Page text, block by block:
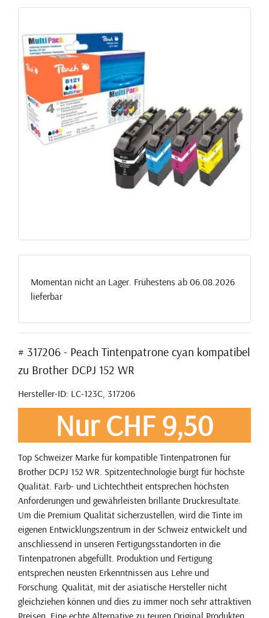
Momentan nicht an Lager. Frühestens ab 06.08.2026
lieferbar
# 317206 - Peach Tintenpatrone cyan kompatibel
zu Brother DCPJ 152 WR
Hersteller-ID: LC-123C, 317206
Nur CHF 9,50
Top Schweizer Marke für kompatible Tintenpatronen für
Brother DCPJ 152 WR. Spitzentechnologie bürgt für höchste
Qualität. Farb- und Lichtechtheit entsprechen höchsten
Anforderungen und gewährleisten brillante Druckresultate.
Um die Premium Qualität sicherzustellen, wird die Tinte im
eigenen Entwicklungszentrum in der Schweiz entwickelt und
anschliessend in unseren Fertigungsstandorten in die
Tintenpatronen abgefüllt. Produktion und Fertigung
entsprechen neusten Erkenntnissen aus Lehre und
Forschung. Qualität, mit der asiatische Hersteller nicht
gleichziehen können und dies zu immer noch sehr attraktiven
Preisen. Eine echte Alternative zu teuren Original Produkten